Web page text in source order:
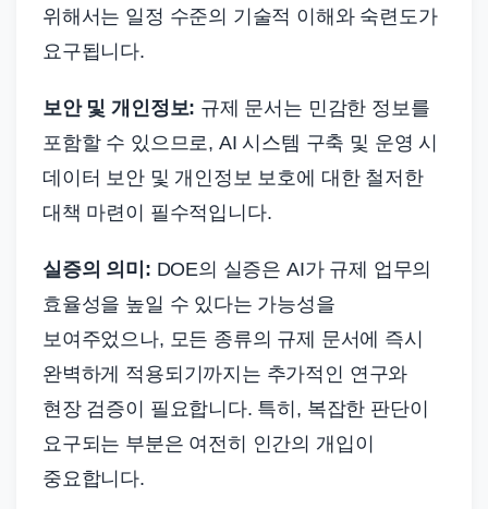
위해서는 일정 수준의 기술적 이해와 숙련도가
요구됩니다.
보안 및 개인정보: 규제 문서는 민감한 정보를
포함할 수 있으므로, AI 시스템 구축 및 운영 시
데이터 보안 및 개인정보 보호에 대한 철저한
대책 마련이 필수적입니다.
실증의 의미: DOE의 실증은 AI가 규제 업무의
효율성을 높일 수 있다는 가능성을
보여주었으나, 모든 종류의 규제 문서에 즉시
완벽하게 적용되기까지는 추가적인 연구와
현장 검증이 필요합니다. 특히, 복잡한 판단이
요구되는 부분은 여전히 인간의 개입이
중요합니다.